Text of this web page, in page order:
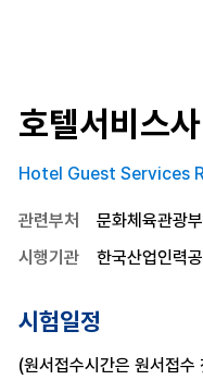
호텔서비스사
Hotel Guest Services
관련부처
문화체육관광부
시행기관
한국산업인력
시험일정
(원서접수시간은 원서접